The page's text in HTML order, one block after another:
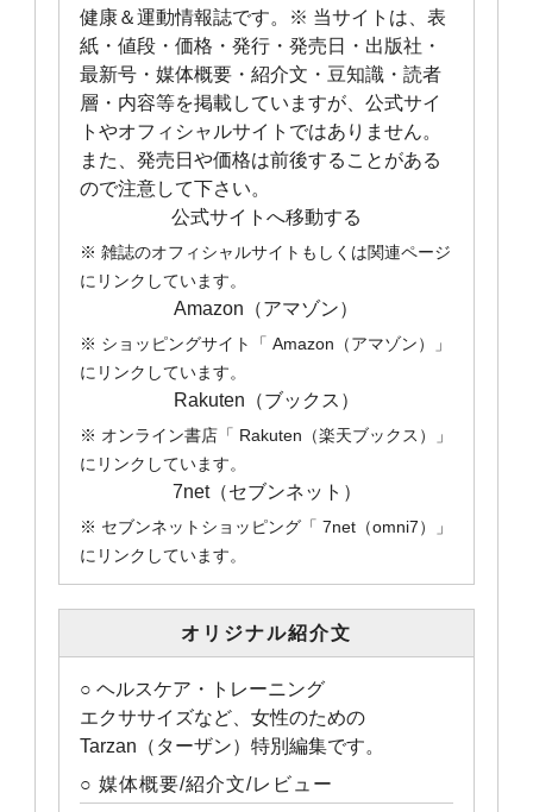
健康＆運動情報誌です。※ 当サイトは、表
紙・値段・価格・発行・発売日・出版社・
最新号・媒体概要・紹介文・豆知識・読者
層・内容等を掲載していますが、公式サイ
トやオフィシャルサイトではありません。
また、発売日や価格は前後することがある
ので注意して下さい。
公式サイトへ移動する
※ 雑誌のオフィシャルサイトもしくは関連ページ
にリンクしています。
Amazon（アマゾン）
※ ショッピングサイト「 Amazon（アマゾン）」
にリンクしています。
Rakuten（ブックス）
※ オンライン書店「 Rakuten（楽天ブックス）」
にリンクしています。
7net（セブンネット）
※ セブンネットショッピング「 7net（omni7）」
にリンクしています。
オリジナル紹介文
○ ヘルスケア・トレーニング
エクササイズなど、女性のための
Tarzan（ターザン）特別編集です。
○ 媒体概要/紹介文/レビュー